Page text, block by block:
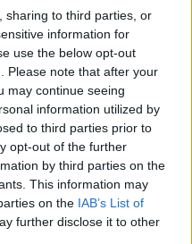
sharing to third parties, or
information for
use the below opt-out
Please note that after your
may continue seeing
information utilized by
to third parties prior to
opt-out of the further
by third parties on the
This information may
on the IAB’s List of
further disclose it to other
μεσαία κοπέλα.
Πάλλη Κάση να
στις 9 Απριλίου